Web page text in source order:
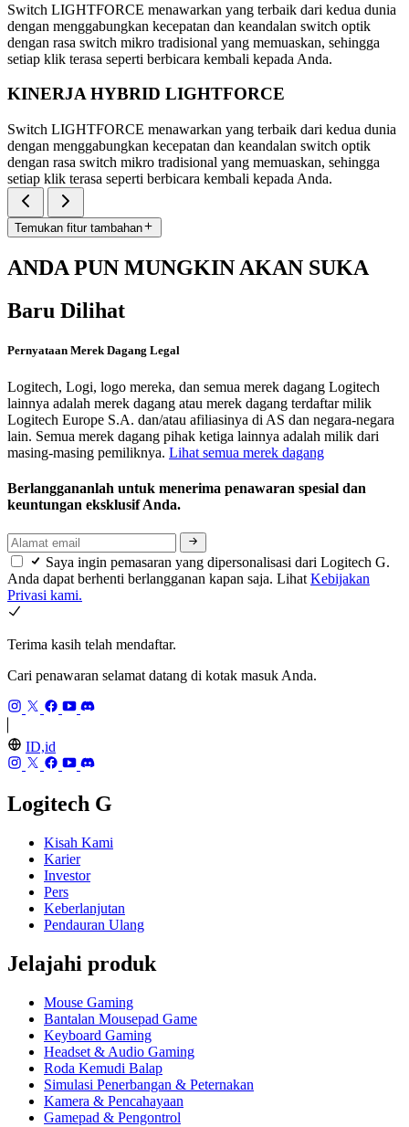
Switch LIGHTFORCE menawarkan yang terbaik dari kedua dunia
dengan menggabungkan kecepatan dan keandalan switch optik
dengan rasa switch mikro tradisional yang memuaskan, sehingga
setiap klik terasa seperti berbicara kembali kepada Anda.
KINERJA HYBRID LIGHTFORCE
Switch LIGHTFORCE menawarkan yang terbaik dari kedua dunia
dengan menggabungkan kecepatan dan keandalan switch optik
dengan rasa switch mikro tradisional yang memuaskan, sehingga
setiap klik terasa seperti berbicara kembali kepada Anda.
Temukan fitur tambahan
ANDA PUN MUNGKIN AKAN SUKA
Baru Dilihat
Pernyataan Merek Dagang Legal
Logitech, Logi, logo mereka, dan semua merek dagang Logitech
lainnya adalah merek dagang atau merek dagang terdaftar milik
Logitech Europe S.A. dan/atau afiliasinya di AS dan negara-negara
lain. Semua merek dagang pihak ketiga lainnya adalah milik dari
masing-masing pemiliknya. Lihat semua merek dagang
Berlanggananlah untuk menerima penawaran spesial dan
keuntungan eksklusif Anda.
Saya ingin pemasaran yang dipersonalisasi dari Logitech G.
Anda dapat berhenti berlangganan kapan saja. LihatKebijakan
Privasi kami.
Terima kasih telah mendaftar.
Cari penawaran selamat datang di kotak masuk Anda.
ID,id
Logitech G
Kisah Kami
Karier
Investor
Pers
Keberlanjutan
Pendauran Ulang
Jelajahi produk
Mouse Gaming
Bantalan Mousepad Game
Keyboard Gaming
Headset & Audio Gaming
Roda Kemudi Balap
Simulasi Penerbangan & Peternakan
Kamera & Pencahayaan
Gamepad & Pengontrol